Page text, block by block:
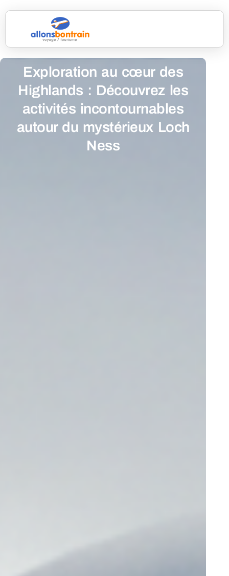
Exploration au cœur des
Highlands : Découvrez les
activités incontournables
autour du mystérieux Loch
Ness